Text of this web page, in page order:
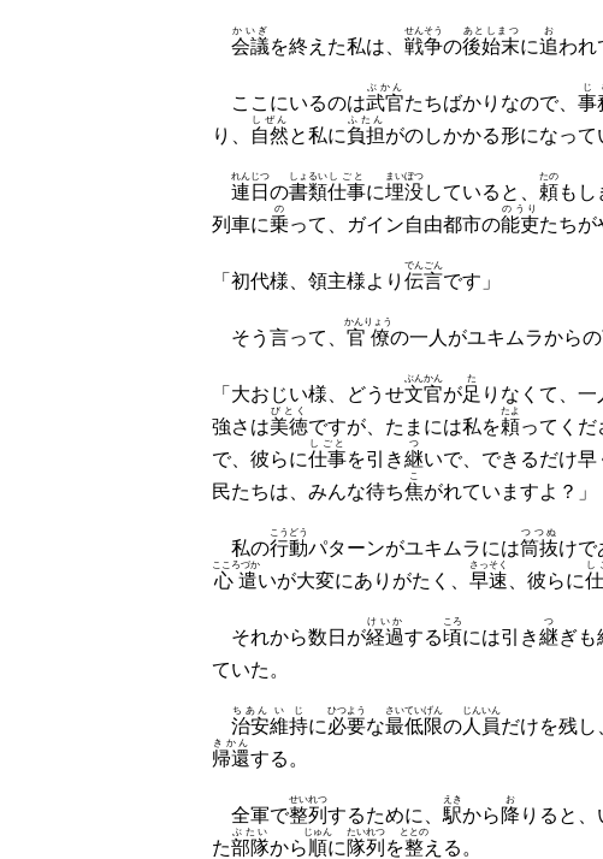
会議
かいぎ
を終えた私は、 戦争
せんそう
の後始末
あとしまつ
に追
お
われ
ここにいるのは武官
ぶかん
たちばかりなので、 事
じ
り、
自然
しぜん
と私に負担
ふたん
がのしかかる形になって
連日
れんじつ
の書類
しょるい
仕事
しごと
に埋
まい
没
ぼつ
していると、 頼
たの
もし
列車に乗
の
って、ガイン自由都市の能吏
のうり
たちが
「初代様、領主様より 伝言
でんごん
です」
そう言って、 官僚
かんりょう
の一人がユキムラからの
「大おじい様、どうせ文官
ぶんかん
が足
た
りなくて、一
強さは美徳
びとく
ですが、たまには私を頼
たよ
ってくだ
で、彼らに仕事
しごと
を引き継
つ
いで、できるだけ
民たちは、みんな待ち焦
こ
がれていますよ？」
私の行動
こうどう
パターンがユキムラには筒抜
つつぬ
けで
心遣
こころづか
いが大変にありがたく、 早速
さっそく
、彼らに
し
それから数日が経過
けいか
する頃
ころ
には引き継
つ
ぎも
ていた。
治安
ちあん
維持
いじ
に必要
ひつよう
な最低限
さいていげん
の人員
じんいん
だけを残し
帰還
きかん
する。
全軍で整列
せいれつ
するために、 駅
えき
から 降
お
りると
た部隊
ぶたい
から順
じゅん
に隊列
たいれつ
を整
ととの
える。